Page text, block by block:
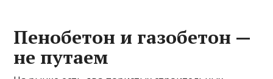
Пенобетон и газобетон —
не путаем